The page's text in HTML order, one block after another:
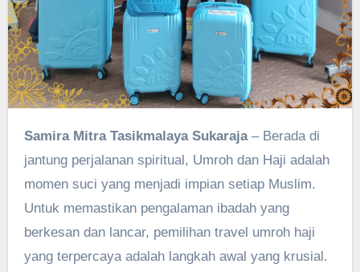
Samira Mitra Tasikmalaya Sukaraja – Berada di
jantung perjalanan spiritual, Umroh dan Haji adalah
momen suci yang menjadi impian setiap Muslim.
Untuk memastikan pengalaman ibadah yang
berkesan dan lancar, pemilihan travel umroh haji
yang terpercaya adalah langkah awal yang krusial.